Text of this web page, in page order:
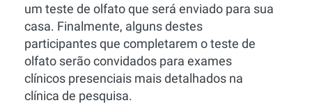
um teste de olfato que será enviado para sua
casa. Finalmente, alguns destes
participantes que completarem o teste de
olfato serão convidados para exames
clínicos presenciais mais detalhados na
clínica de pesquisa.